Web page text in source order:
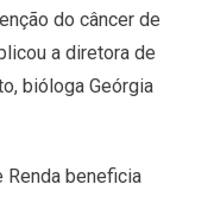
do câncer de
a diretora de
bióloga Geórgia
Renda beneficia